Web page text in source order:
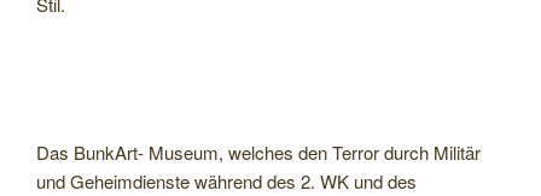
Das BunkArt- Museum, welches den Terror durch Militär
und Geheimdienste während des 2. WK und des